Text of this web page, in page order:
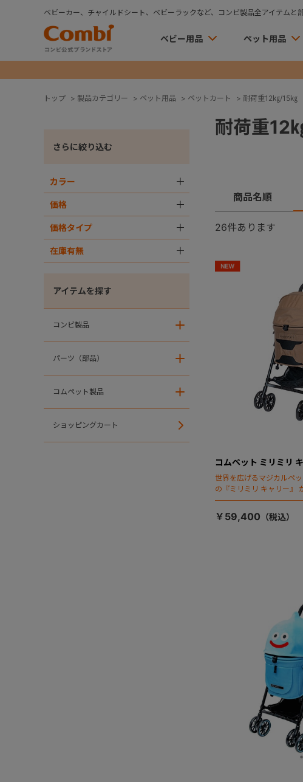
ベビーカー、チャイルドシート、ベビーラックなど、コンビ製品全アイテムと
ベビー用品 ペット用品
トップ > 製品カテゴリー > ペット用品 > ペットカート > 耐荷重12㎏/15㎏
さらに絞り込む
カラー
価格
価格タイプ
在庫有無
アイテムを探す
コンビ製品
パーツ（部品）
コムペット製品
ショッピングカート
耐荷重12
商品名順
26件あります
コムペット ミリミリ
世界を広げるマジカルペ
の『ミリミリ キャリー』
場！
￥59,400